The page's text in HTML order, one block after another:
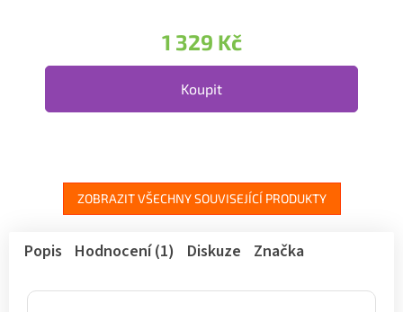
1 329 Kč
Koupit
ZOBRAZIT VŠECHNY SOUVISEJÍCÍ PRODUKTY
Popis Hodnocení (1) Diskuze Značka